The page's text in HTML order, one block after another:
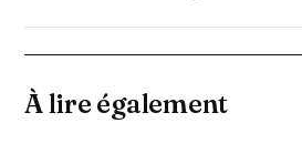
À lire également